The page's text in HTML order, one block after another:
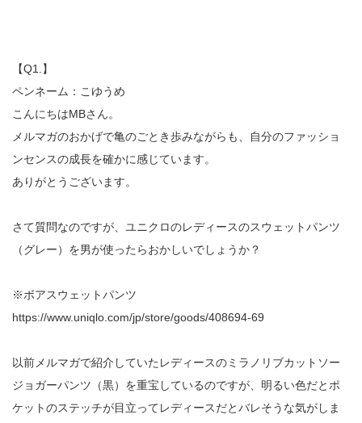
【Q1.】
ペンネーム：こゆうめ
こんにちはMBさん。
メルマガのおかげで亀のごとき歩みながらも、自分のファッショ
ンセンスの成長を確かに感じています。
ありがとうございます。
さて質問なのですが、ユニクロのレディースのスウェットパンツ
（グレー）を男が使ったらおかしいでしょうか？
※ボアスウェットパンツ
https://www.uniqlo.com/jp/store/goods/408694-69
以前メルマガで紹介していたレディースのミラノリブカットソー
ジョガーパンツ（黒）を重宝しているのですが、明るい色だとポ
ケットのステッチが目立ってレディースだとバレそうな気がしま